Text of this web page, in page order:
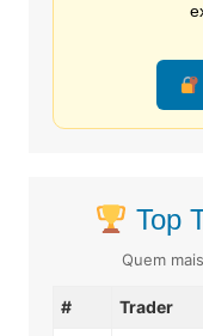
Top
Quem
# Trader